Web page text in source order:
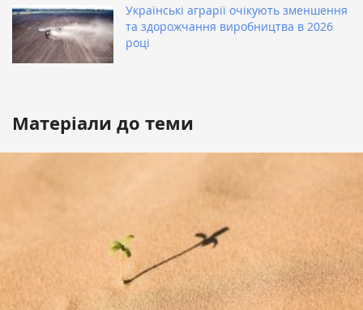
Українські аграрії очікують зменшення
та здорожчання виробництва в 2026
році
Матеріали до теми